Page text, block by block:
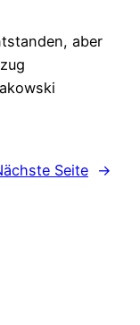
aber
Seite →